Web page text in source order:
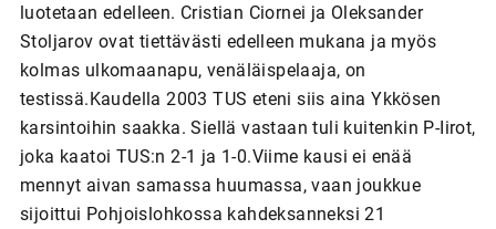
luotetaan edelleen. Cristian Ciornei ja Oleksander
Stoljarov ovat tiettävästi edelleen mukana ja myös
kolmas ulkomaanapu, venäläispelaaja, on
testissä.Kaudella 2003 TUS eteni siis aina Ykkösen
karsintoihin saakka. Siellä vastaan tuli kuitenkin P-Iirot,
joka kaatoi TUS:n 2-1 ja 1-0.Viime kausi ei enää
mennyt aivan samassa huumassa, vaan joukkue
sijoittui Pohjoislohkossa kahdeksanneksi 21